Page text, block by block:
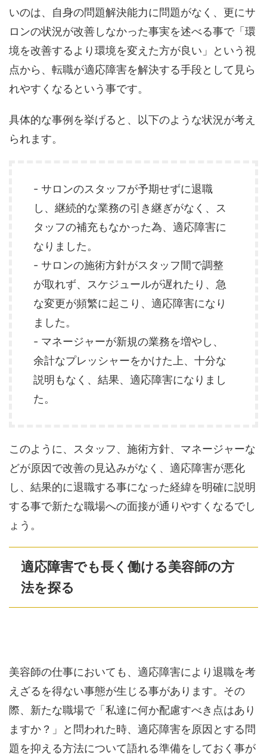
いのは、自身の問題解決能力に問題がなく、更にサ
ロンの状況が改善しなかった事実を述べる事で「環
境を改善するより環境を変えた方が良い」という視
点から、転職が適応障害を解決する手段として見ら
れやすくなるという事です。
具体的な事例を挙げると、以下のような状況が考え
られます。
- サロンのスタッフが予期せずに退職
し、継続的な業務の引き継ぎがなく、ス
タッフの補充もなかった為、適応障害に
なりました。
- サロンの施術方針がスタッフ間で調整
が取れず、スケジュールが遅れたり、急
な変更が頻繁に起こり、適応障害になり
ました。
- マネージャーが新規の業務を増やし、
余計なプレッシャーをかけた上、十分な
説明もなく、結果、適応障害になりまし
た。
このように、スタッフ、施術方針、マネージャーな
どが原因で改善の見込みがなく、適応障害が悪化
し、結果的に退職する事になった経緯を明確に説明
する事で新たな職場への面接が通りやすくなるでし
ょう。
適応障害でも長く働ける美容師の方
法を探る
美容師の仕事においても、適応障害により退職を考
えざるを得ない事態が生じる事があります。その
際、新たな職場で「私達に何か配慮すべき点はあり
ますか？」と問われた時、適応障害を原因とする問
題を抑える方法について語れる準備をしておく事が